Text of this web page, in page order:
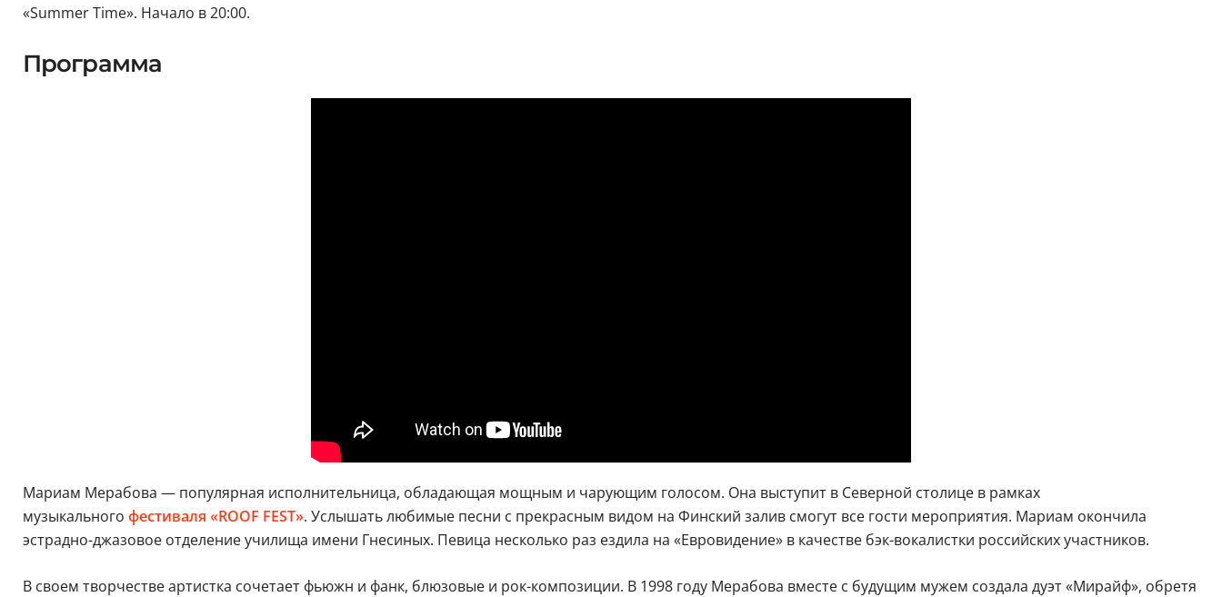
«Summer Time». Начало в 20:00.
Программа
Мариам Мерабова — популярная исполнительница, обладающая мощным и чарующим голосом. Она выступит в Северной столице в рамках
музыкального фестиваля «ROOF FEST». Услышать любимые песни с прекрасным видом на Финский залив смогут все гости мероприятия. Мариам окончила
эстрадно-джазовое отделение училища имени Гнесиных. Певица несколько раз ездила на «Евровидение» в качестве бэк-вокалистки российских участников.
В своем творчестве артистка сочетает фьюжн и фанк, блюзовые и рок-композиции. В 1998 году Мерабова вместе с будущим мужем создала дуэт «Мирайф», обретя